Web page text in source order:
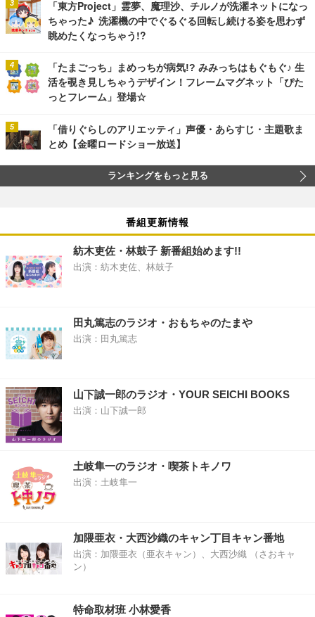
「東方Project」霊夢、魔理沙、チルノが洗濯ネットになっ
ちゃった♪ 洗濯機の中でぐるぐる回転し続ける姿を思わず
眺めたくなっちゃう!?
「たまごっち」まめっちが病気!? みみっちはもぐもぐ♪ 生
活を覗き見しちゃうデザイン！フレームマグネット「ぴた
っとフレーム」登場☆
「借りぐらしのアリエッティ」声優・あらすじ・主題歌ま
とめ【金曜ロードショー放送】
ランキングをもっと見る
番組更新情報
紡木吏佐・林鼓子 新番組始めます!!
出演：紡木吏佐、林鼓子
田丸篤志のラジオ・おもちゃのたまや
出演：田丸篤志
山下誠一郎のラジオ・YOUR SEICHI BOOKS
出演：山下誠一郎
土岐隼一のラジオ・喫茶トキノワ
出演：土岐隼一
加隈亜衣・大西沙織のキャン丁目キャン番地
出演：加隈亜衣（亜衣キャン）、大西沙織 （さおキャ
ン）
特命取材班 小林愛香